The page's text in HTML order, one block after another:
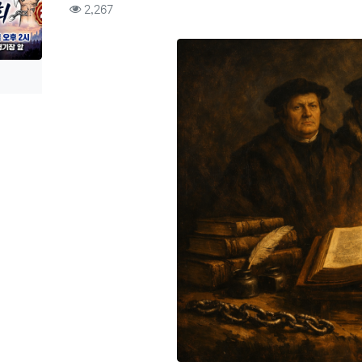
컨텐츠 정보
2,267조회